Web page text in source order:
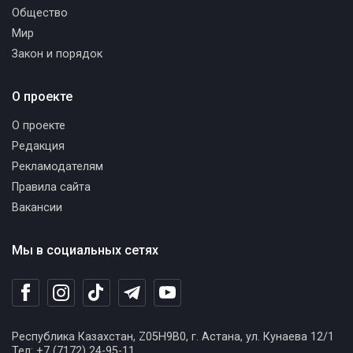
Мы в социальных сетях
Республика Казахстан, Z05H9B0, г. Астана, ул. Кунаева 12/1
Общество
Мир
Закон и порядок
О проекте
О проекте
Редакция
Рекламодателям
Правила сайта
Вакансии